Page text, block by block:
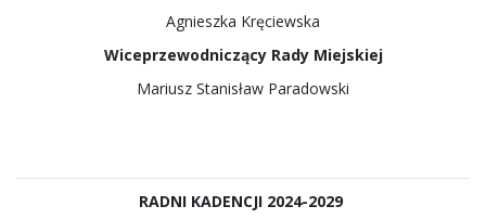
Agnieszka Kręciewska
Wiceprzewodniczący Rady Miejskiej
Mariusz Stanisław Paradowski
RADNI KADENCJI 2024-2029